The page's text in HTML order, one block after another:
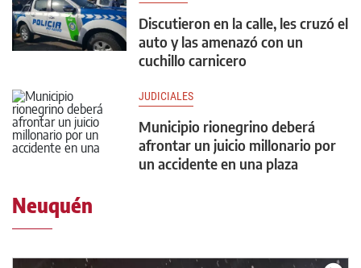
Discutieron en la calle, les cruzó el
auto y las amenazó con un
cuchillo carnicero
JUDICIALES
Municipio rionegrino deberá
afrontar un juicio millonario por
un accidente en una plaza
Neuquén